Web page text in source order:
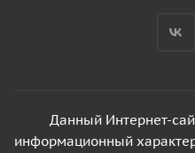
Данный Интернет-
информационный